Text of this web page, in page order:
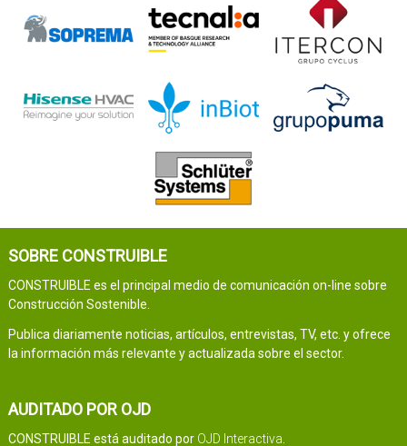
SOBRE CONSTRUIBLE
CONSTRUIBLE es el principal medio de comunicación on-line sobre
Construcción Sostenible.
Publica diariamente noticias, artículos, entrevistas, TV, etc. y ofrece
la información más relevante y actualizada sobre el sector.
AUDITADO POR OJD
CONSTRUIBLE está auditado por OJD Interactiva